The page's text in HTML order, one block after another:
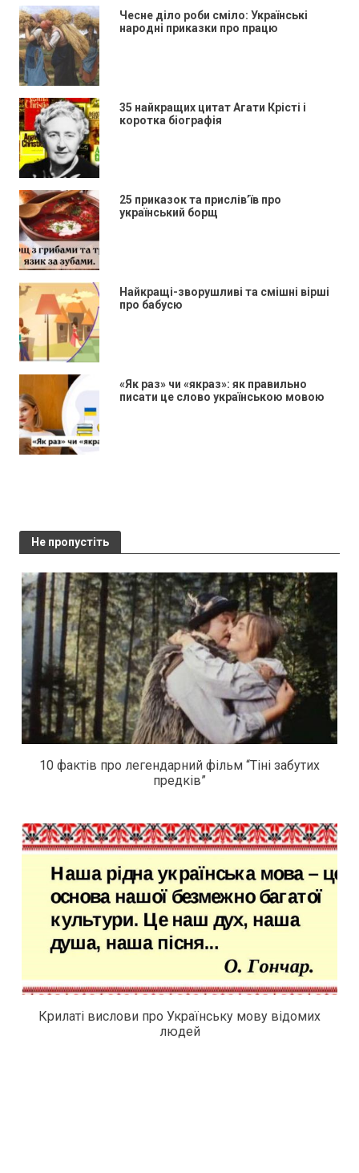
Чесне діло роби сміло: Українські
народні приказки про працю
35 найкращих цитат Агати Крісті і
коротка біографія
25 приказок та прислів’їв про
український борщ
Найкращі-зворушливі та смішні вірші
про бабусю
«Як раз» чи «якраз»: як правильно
писати це слово українською мовою
Не пропустіть
10 фактів про легендарний фільм “Тіні забутих
предків”
Крилаті вислови про Українську мову відомих
людей